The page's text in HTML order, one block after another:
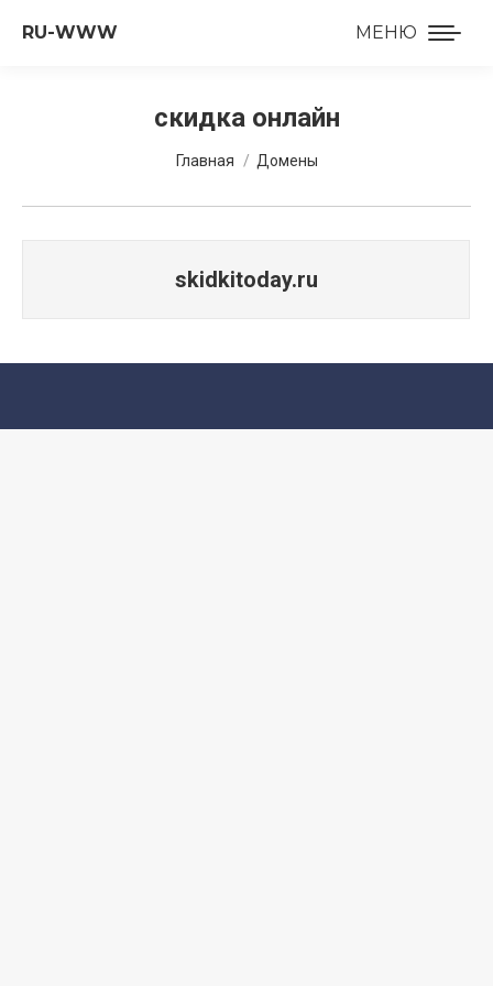
МЕНЮ
RU-WWW
скидка онлайн
Вы здесь:
Главная Домены
skidkitoday.ru